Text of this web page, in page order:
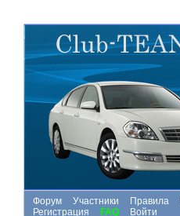
Форум Участники Правила
Регистрация
FAQ Войти